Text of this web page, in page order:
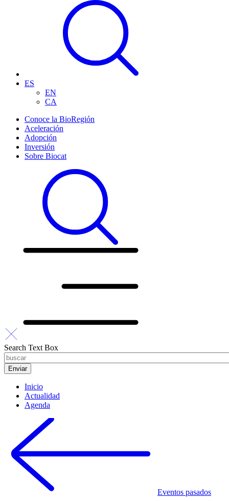
ES
EN
CA
Conoce la BioRegión
Aceleración
Adopción
Inversión
Sobre Biocat
Search Text Box
Inicio
Actualidad
Agenda
Eventos pasados